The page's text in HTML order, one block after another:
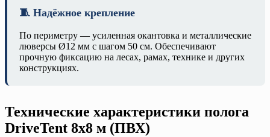
🧵 Надёжное крепление
По периметру — усиленная окантовка и металлические
люверсы Ø12 мм с шагом 50 см. Обеспечивают
прочную фиксацию на лесах, рамах, технике и других
конструкциях.
Технические характеристики полога
DriveTent 8х8 м (ПВХ)